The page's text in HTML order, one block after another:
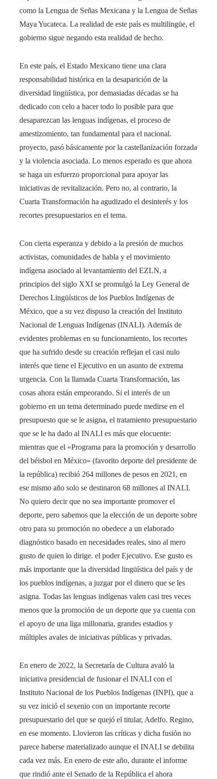
como la Lengua de Señas Mexicana y la Lengua de Señas
Maya Yucateca. La realidad de este país es multilingüe, el
gobierno sigue negando esta realidad de hecho.
En este país, el Estado Mexicano tiene una clara
responsabilidad histórica en la desaparición de la
diversidad lingüística, por demasiadas décadas se ha
dedicado con celo a hacer todo lo posible para que
desaparezcan las lenguas indígenas, el proceso de
amestizomiento, tan fundamental para el nacional.
proyecto, pasó básicamente por la castellanización forzada
y la violencia asociada. Lo menos esperado es que ahora
se haga un esfuerzo proporcional para apoyar las
iniciativas de revitalización. Pero no, al contrario, la
Cuarta Transformación ha agudizado el desinterés y los
recortes presupuestarios en el tema.
Con cierta esperanza y debido a la presión de muchos
activistas, comunidades de habla y el movimiento
indígena asociado al levantamiento del EZLN, a
principios del siglo XXI se promulgó la Ley General de
Derechos Lingüísticos de los Pueblos Indígenas de
México, que a su vez dispuso la creación del Instituto
Nacional de Lenguas Indígenas (INALI). Además de
evidentes problemas en su funcionamiento, los recortes
que ha sufrido desde su creación reflejan el casi nulo
interés que tiene el Ejecutivo en un asunto de extrema
urgencia. Con la llamada Cuarta Transformación, las
cosas ahora están empeorando. Si el interés de un
gobierno en un tema determinado puede medirse en el
presupuesto que se le asigna, el tratamiento presupuestario
que se le ha dado al INALI es más que elocuente:
mientras que el «Programa para la promoción y desarrollo
del béisbol en México» (favorito deporte del presidente de
la república) recibió 264 millones de pesos en 2021, en
ese mismo año solo se destinaron 68 millones al INALI.
No quiero decir que no sea importante promover el
deporte, pero sabemos que la elección de un deporte sobre
otro para su promoción no obedece a un elaborado
diagnóstico basado en necesidades reales, sino al mero
gusto de quien lo dirige. el poder Ejecutivo. Ese gusto es
más importante que la diversidad lingüística del país y de
los pueblos indígenas, a juzgar por el dinero que se les
asigna. Todas las lenguas indígenas valen casi tres veces
menos que la promoción de un deporte que ya cuenta con
el apoyo de una liga millonaria, grandes estadios y
múltiples avales de iniciativas públicas y privadas.
En enero de 2022, la Secretaría de Cultura avaló la
iniciativa presidencial de fusionar el INALI con el
Instituto Nacional de los Pueblos Indígenas (INPI), que a
su vez inició el sexenio con un importante recorte
presupuestario del que se quejó el titular, Adelfo. Regino,
en ese momento. Llovieron las críticas y dicha fusión no
parece haberse materializado aunque el INALI se debilita
cada vez más. En enero de este año, durante el informe
que rindió ante el Senado de la República el ahora